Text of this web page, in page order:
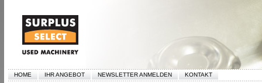
HOME IHR ANGEBOT NEWSLETTER ANMELDEN KONTAKT